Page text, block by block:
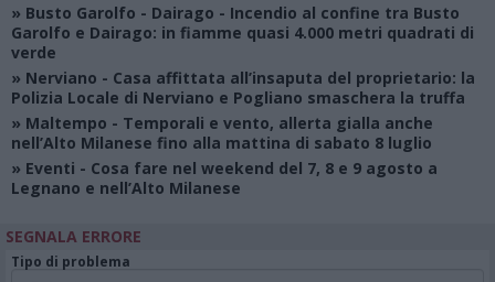
» Busto Garolfo - Dairago - Incendio al confine tra Busto
Garolfo e Dairago: in fiamme quasi 4.000 metri quadrati di
verde
» Nerviano - Casa affittata all’insaputa del proprietario: la
Polizia Locale di Nerviano e Pogliano smaschera la truffa
» Maltempo - Temporali e vento, allerta gialla anche
nell’Alto Milanese fino alla mattina di sabato 8 luglio
» Eventi - Cosa fare nel weekend del 7, 8 e 9 agosto a
Legnano e nell’Alto Milanese
SEGNALA ERRORE
Tipo di problema